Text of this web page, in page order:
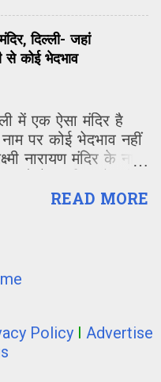
और राज्यसभा दोनों
में हिस्सा लेते हैं।
दिल्ली- जहां
से कोई भेदभाव
में एक ऐसा मंदिर है
पर कोई भेदभाव नहीं
नारायण मंदिर के नाम
से जानते हैं।
READ MORE
Policy I Advertise